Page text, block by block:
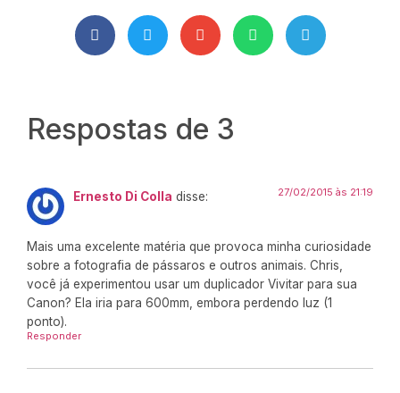
Respostas de 3
Ernesto Di Colla disse: 27/02/2015 às 21:19
Mais uma excelente matéria que provoca minha curiosidade
sobre a fotografia de pássaros e outros animais. Chris,
você já experimentou usar um duplicador Vivitar para sua
Canon? Ela iria para 600mm, embora perdendo luz (1
ponto).
Responder